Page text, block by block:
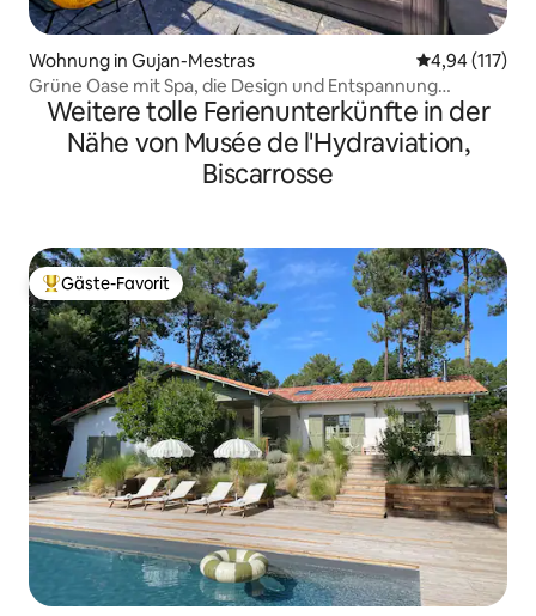
Wohnung in Gujan-Mestras
4,94 (117)
Grüne Oase mit Spa, die Design und Entspannung
verbindet.
Weitere tolle Ferienunterkünfte in der
Nähe von Musée de l'Hydraviation,
Biscarrosse
Beliebter Gäste-Favorit.
Gäste-Favorit